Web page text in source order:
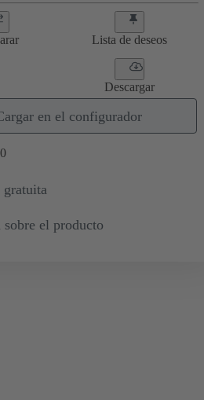
Lista de deseos
Descargar
en el configurador
0
gratuita
sobre el producto